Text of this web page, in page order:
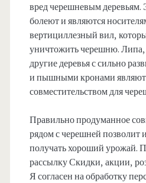
вред черешневым деревьям.
болеют и являются
вертициллезный вил,
уничтожить черешню. Липа,
другие деревья с сильно
и пышными кронами
совместительством для
Правильно продуманное
рядом с черешней позволит
получать хороший урожай.
рассылку Скидки, акции,
Я согласен на обработку